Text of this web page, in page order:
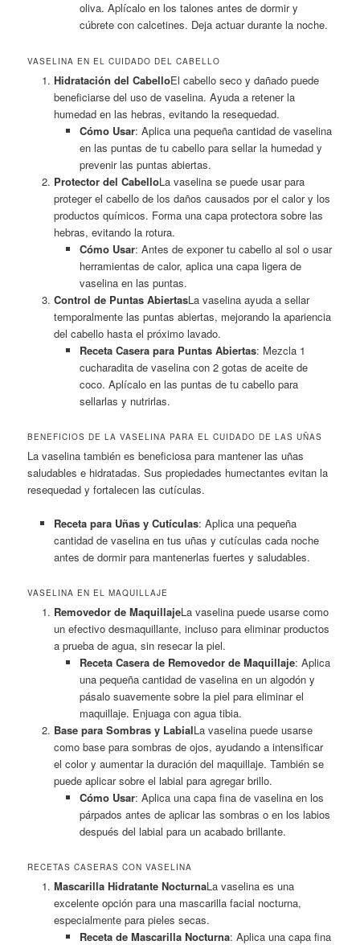
oliva. Aplícalo en los talones antes de dormir y
cúbrete con calcetines. Deja actuar durante la noche.
VASELINA EN EL CUIDADO DEL CABELLO
Hidratación del CabelloEl cabello seco y dañado puede
beneficiarse del uso de vaselina. Ayuda a retener la
humedad en las hebras, evitando la resequedad.
Cómo Usar: Aplica una pequeña cantidad de vaselina
en las puntas de tu cabello para sellar la humedad y
prevenir las puntas abiertas.
Protector del CabelloLa vaselina se puede usar para
proteger el cabello de los daños causados por el calor y los
productos químicos. Forma una capa protectora sobre las
hebras, evitando la rotura.
Cómo Usar: Antes de exponer tu cabello al sol o usar
herramientas de calor, aplica una capa ligera de
vaselina en las puntas.
Control de Puntas AbiertasLa vaselina ayuda a sellar
temporalmente las puntas abiertas, mejorando la apariencia
del cabello hasta el próximo lavado.
Receta Casera para Puntas Abiertas: Mezcla 1
cucharadita de vaselina con 2 gotas de aceite de
coco. Aplícalo en las puntas de tu cabello para
sellarlas y nutrirlas.
BENEFICIOS DE LA VASELINA PARA EL CUIDADO DE LAS UÑAS
La vaselina también es beneficiosa para mantener las uñas
saludables e hidratadas. Sus propiedades humectantes evitan la
resequedad y fortalecen las cutículas.
Receta para Uñas y Cutículas: Aplica una pequeña
cantidad de vaselina en tus uñas y cutículas cada noche
antes de dormir para mantenerlas fuertes y saludables.
VASELINA EN EL MAQUILLAJE
Removedor de MaquillajeLa vaselina puede usarse como
un efectivo desmaquillante, incluso para eliminar productos
a prueba de agua, sin resecar la piel.
Receta Casera de Removedor de Maquillaje: Aplica
una pequeña cantidad de vaselina en un algodón y
pásalo suavemente sobre la piel para eliminar el
maquillaje. Enjuaga con agua tibia.
Base para Sombras y LabialLa vaselina puede usarse
como base para sombras de ojos, ayudando a intensificar
el color y aumentar la duración del maquillaje. También se
puede aplicar sobre el labial para agregar brillo.
Cómo Usar: Aplica una capa fina de vaselina en los
párpados antes de aplicar las sombras o en los labios
después del labial para un acabado brillante.
RECETAS CASERAS CON VASELINA
Mascarilla Hidratante NocturnaLa vaselina es una
excelente opción para una mascarilla facial nocturna,
especialmente para pieles secas.
Receta de Mascarilla Nocturna: Aplica una capa fina